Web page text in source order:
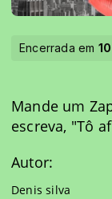
Encerrada em
Mande um
escreva, "Tô
Autor:
Denis silva